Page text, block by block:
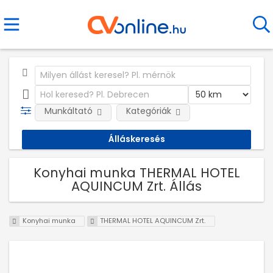
Munkáltató Kategóriák
Konyhai munka THERMAL HOTEL
AQUINCUM Zrt. Állás
Konyhai munka THERMAL HOTEL AQUINCUM Zrt.